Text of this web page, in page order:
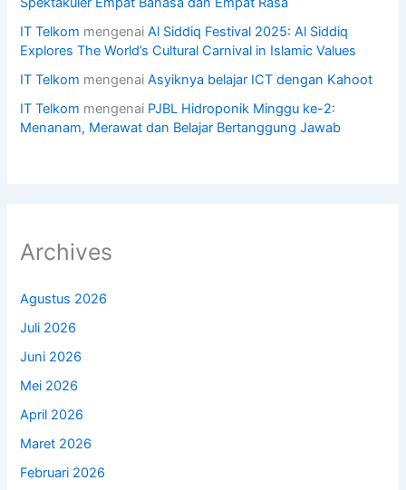
IT Telkom mengenaiAl Siddiq Festival 2025: Al Siddiq
Explores The World’s Cultural Carnival in Islamic Values
IT Telkom mengenaiAsyiknya belajar ICT dengan Kahoot
IT Telkom mengenai PJBL Hidroponik Minggu ke-2:
Menanam, Merawat dan Belajar Bertanggung Jawab
Archives
Agustus 2026
Juli 2026
Juni 2026
Mei 2026
April 2026
Maret 2026
Februari 2026